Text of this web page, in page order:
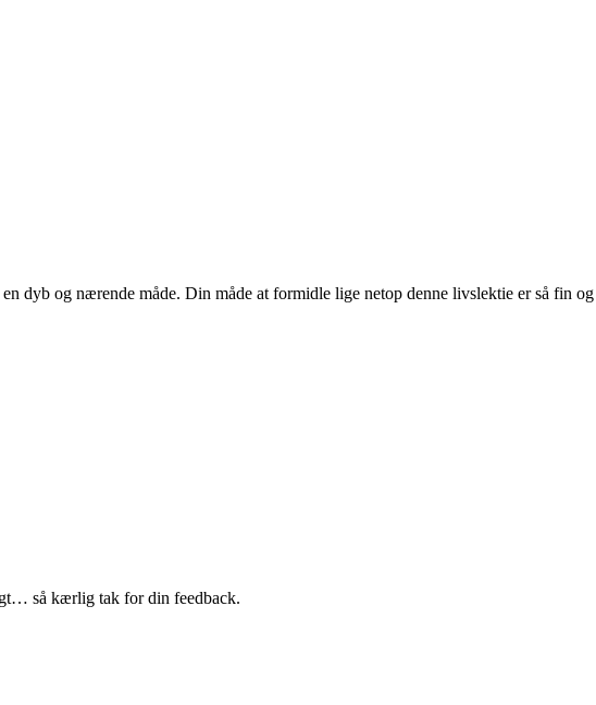
dyb og nærende måde. Din måde at formidle lige netop denne livslektie er så fin
så kærlig tak for din feedback.